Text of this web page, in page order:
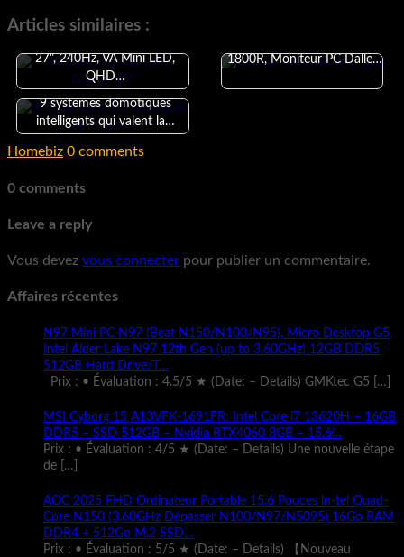
Articles similaires :
27", 240Hz, VA Mini LED,
QHD…
1800R, Moniteur PC Dalle…
9 systèmes domotiques
intelligents qui valent la…
Homebiz 0 comments
0 comments
Leave a reply
Vous devez vous connecter pour publier un commentaire.
Affaires récentes
N97 Mini PC N97 (Beat N150/N100/N95), Micro Desktop G5,
Intel Alder Lake N97 12th Gen (up to 3.60GHz) 12GB DDR5
512GB Hard Drive/T…
Prix : • Évaluation : 4.5/5 ★ (Date: – Details) GMKtec G5
[…]
MSI Cyborg 15 A13VFK-1691FR: Intel Core i7 13620H – 16GB
DDR5 – SSD 512GB – Nvidia RTX4060 8GB – 15.6̸…
Prix : • Évaluation : 4/5 ★ (Date: – Details) Une nouvelle étape
de
[…]
AOC 2025 FHD Ordinateur Portable 15.6 Pouces ln-tel Quad-
Core N150 (3,60GHz Dépasser N100/N97/N5095) 16Go RAM
DDR4 + 512Go M.2 SSD…
Prix : • Évaluation : 5/5 ★ (Date: – Details) 【Nouveau